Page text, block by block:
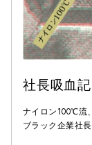
社長吸血記
ナイロン100℃流
ブラック企業社